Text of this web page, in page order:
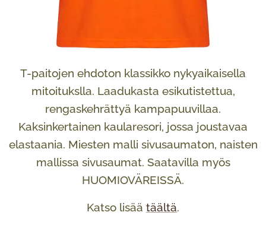
T-paitojen ehdoton klassikko nykyaikaisella
mitoitukslla. Laadukasta esikutistettua,
rengaskehrättyä kampapuuvillaa.
Kaksinkertainen kaularesori, jossa joustavaa
elastaania. Miesten malli sivusaumaton, naisten
mallissa sivusaumat. Saatavilla myös
HUOMIOVÄREISSÄ.
Katso lisää täältä.